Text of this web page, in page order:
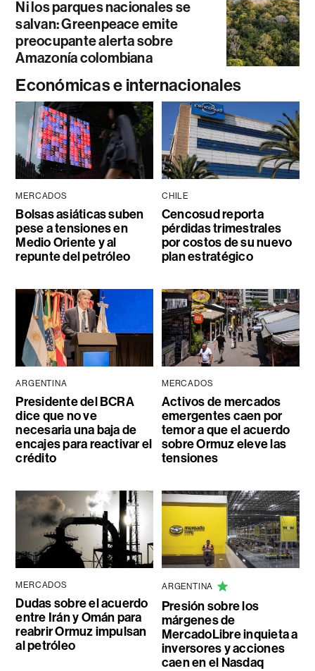
Ni los parques nacionales se
salvan: Greenpeace emite
preocupante alerta sobre
Amazonía colombiana
Económicas e internacionales
MERCADOS
Bolsas asiáticas suben
pese a tensiones en
Medio Oriente y al
repunte del petróleo
CHILE
Cencosud reporta
pérdidas trimestrales
por costos de su nuevo
plan estratégico
ARGENTINA
Presidente del BCRA
dice que no ve
necesaria una baja de
encajes para reactivar el
crédito
MERCADOS
Activos de mercados
emergentes caen por
temor a que el acuerdo
sobre Ormuz eleve las
tensiones
MERCADOS
Dudas sobre el acuerdo
entre Irán y Omán para
reabrir Ormuz impulsan
al petróleo
ARGENTINA
Presión sobre los
márgenes de
MercadoLibre inquieta a
inversores y acciones
caen en el Nasdaq